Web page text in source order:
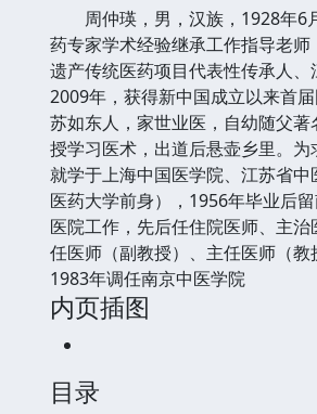
周仲瑛，男，汉族，1928年6
药专家学术经验继承工作指导老
遗产传统医药项目代表性传承人、
2009年，获得新中国成立以来首
苏如东人，家世业医，自幼随父
授学习医术，出道后悬壶乡里。
就学于上海中国医学院、江苏省中
医药大学前身），1956年毕业后
医院工作，先后任住院医师、主
任医师（副教授）、主任医师（教
1983年调任南京中医学院
内页插图
目录